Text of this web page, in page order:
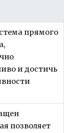
прямого
и достичь
позволяет